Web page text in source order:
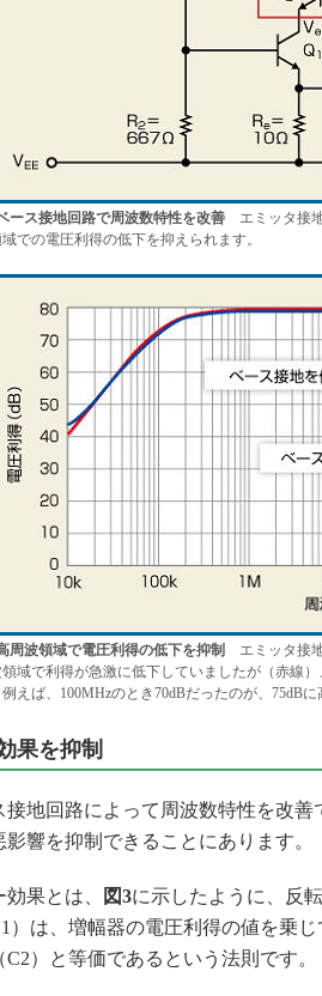
ース接地回路で周波数特性を改善エミッタ接地
での電圧利得の低下を抑えられます。
波領域で電圧利得の低下を抑制
エミッタ接
域で利得が急激に低下していましたが（赤線
えば、100MHzのとき70dBだったのが、75dBに
果を抑制
地回路によって周波数特性を改善
影響を抑制できることにあります。
果とは、 図3に示したように、反
）は、増幅器の電圧利得の値を乗
C2）と等価であるという法則です。